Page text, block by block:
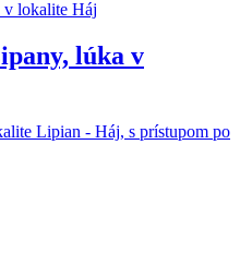
lúka v
Lipian - Háj, s prístupom po